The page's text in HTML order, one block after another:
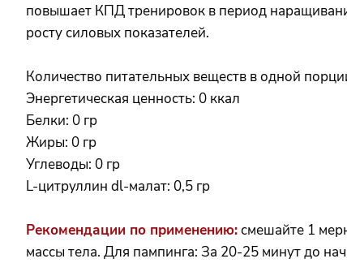
повышает КПД тренировок в период
росту силовых показателей.
Количество питательных веществ в одной
Энергетическая ценность: 0 ккал
Белки: 0 гр
Жиры: 0 гр
Углеводы: 0 гр
L-цитруллин dl-малат: 0,5 гр
Рекомендации по применению:смешайте 1
массы тела. Для пампинга: За 20-25 минут до